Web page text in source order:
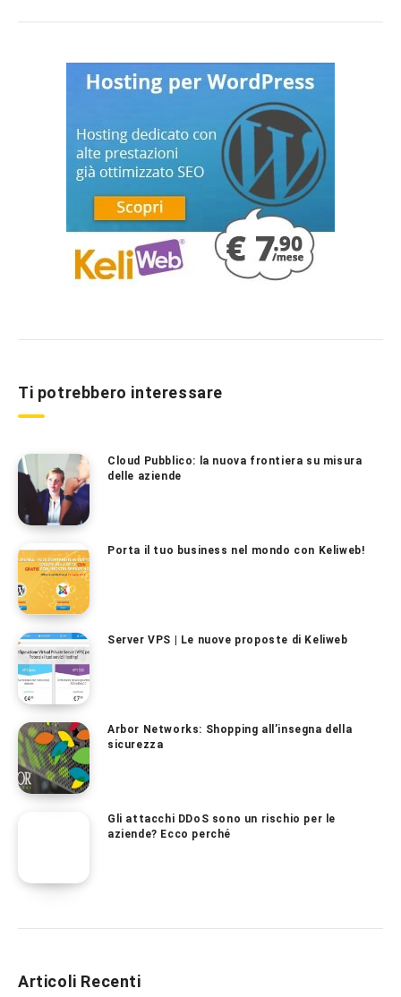
Ti potrebbero interessare
Cloud Pubblico: la nuova frontiera su misura
delle aziende
Porta il tuo business nel mondo con Keliweb!
Server VPS | Le nuove proposte di Keliweb
Arbor Networks: Shopping all’insegna della
sicurezza
Gli attacchi DDoS sono un rischio per le
aziende? Ecco perché
Articoli Recenti